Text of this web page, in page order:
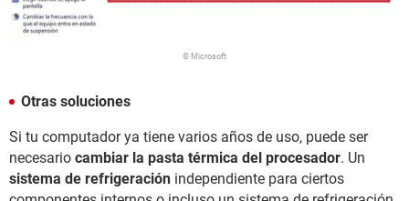
© Microsoft
Otras soluciones
Si tu computador ya tiene varios años de uso, puede ser
necesario cambiar la pasta térmica del procesador. Un
sistema de refrigeración independiente para ciertos